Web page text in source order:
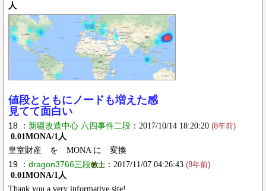
人
値段とともにノードも増えた感
見てて面白い
18 ： 新疆改造中心 六四事件二段 ：2017/10/14 18:20:20 (8年前)
0.01MONA/1人
皇室財産 を MONA に 変換
19 ： dragon3766三段教士 ：2017/11/07 04:26:43 (8年前)
0.01MONA/1人
Thank you a very informative site!